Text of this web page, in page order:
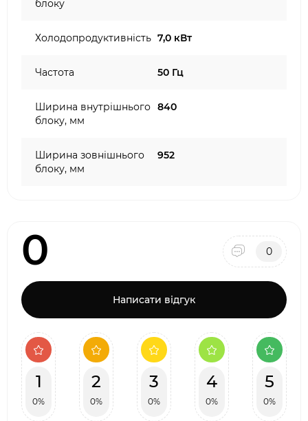
блоку
Холодопродуктивність 7,0 кВт
Частота 50 Гц
Ширина внутрішнього
блоку, мм
840
Ширина зовнішнього
блоку, мм
952
0 0
Написати відгук
1
0%
2
0%
3
0%
4
0%
5
0%